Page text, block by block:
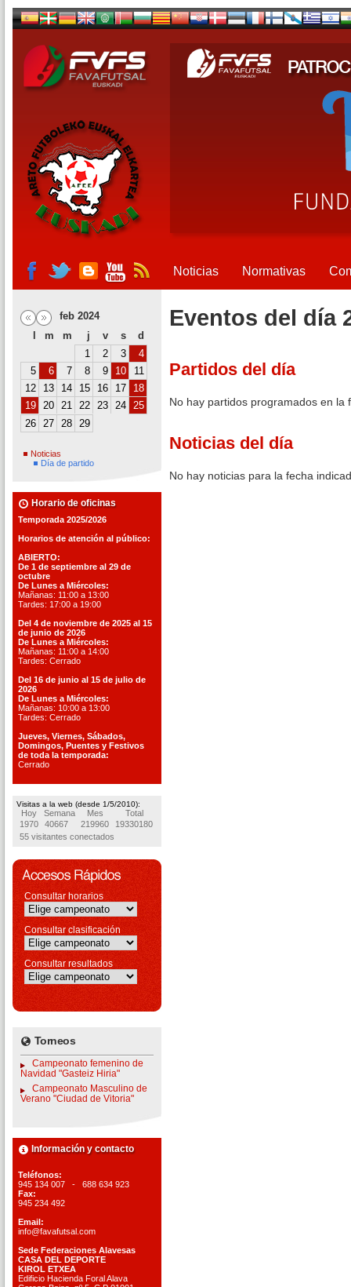
Noticias Normativas
feb 2024
m m j v s
d
1
2 3
4
5
6 7 8 9 10
11
12
13 14 15 16 17
18
19 20 21 22 23 24 25
26 27 28 29
Noticias
Día de partido
Horario de oficinas
Temporada 2025/2026
Horarios de atención al público:
ABIERTO:
De 1 de septiembre al 29 de
octubre
De Lunes a Miércoles:
Mañanas: 11:00 a 13:00
Tardes: 17:00 a 19:00
Del 4 de noviembre de 2025 al 15
de junio de 2026
De Lunes a Miércoles:
Mañanas: 11:00 a 14:00
Tardes: Cerrado
Del 16 de junio al 15 de julio de
2026
De Lunes a Miércoles:
Mañanas: 10:00 a 13:00
Tardes: Cerrado
Jueves, Viernes, Sábados,
Domingos, Puentes y Festivos
de toda la temporada:
Cerrado
Visitas a la web (desde 1/5/2010):
Hoy Semana Mes
Total
1970
40667 219960
19330180
55 visitantes conectados
Consultar horarios
Consultar clasificación
Consultar resultados
Torneos
Campeonato femenino de
Navidad "Gasteiz Hiria"
Campeonato Masculino de
Verano "Ciudad de Vitoria"
Información y contacto
Teléfonos:
945 134 007 - 688 634 923
Fax:
945 234 492
Email:
info@favafutsal.com
Sede Federaciones Alavesas
CASA DEL DEPORTE
KIROL ETXEA
Edificio Hacienda Foral Alava
Eventos del día
Partidos del día
No hay partidos programados en la
Noticias del día
No hay noticias para la fecha